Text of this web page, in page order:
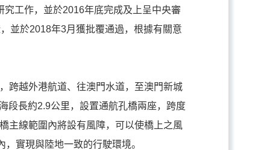
工作，並於2016年底完成及上呈中央審
並於2018年3月獲批覆通過，根據有關意
跨越外港航道、往澳門水道，至澳門新城
段長約2.9公里，設置通航孔橋兩座，跨度
主線範圍內將設有風障，可以使橋上之風
實現與陸地一致的行駛環境。